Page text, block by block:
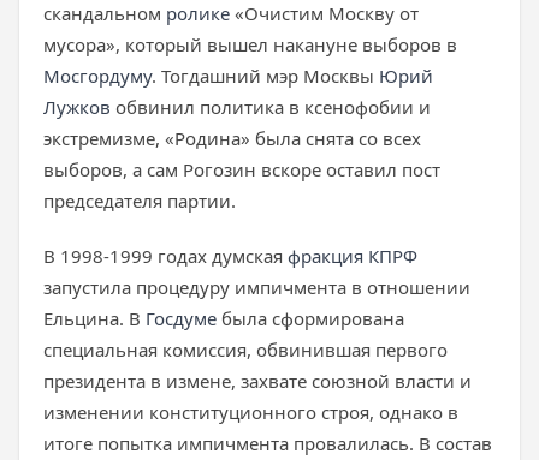
скандальном ролике «Очистим Москву от
мусора», который вышел накануне выборов в
Мосгордуму. Тогдашний мэр Москвы Юрий
Лужков обвинил политика в ксенофобии и
экстремизме, «Родина» была снята со всех
выборов, а сам Рогозин вскоре оставил пост
председателя партии.
В 1998-1999 годах думская фракция КПРФ
запустила процедуру импичмента в отношении
Ельцина. В Госдуме была сформирована
специальная комиссия, обвинившая первого
президента в измене, захвате союзной власти и
изменении конституционного строя, однако в
итоге попытка импичмента провалилась. В состав